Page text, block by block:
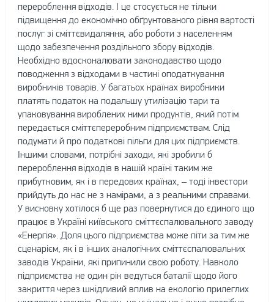
перероблення відходів. І це стосується не тільки
підвищення до економічно обґрунтованого рівня вартості
послуг зі сміттєвидаляння, або роботи з населенням
щодо забезпечення роздільного збору відходів.
Необхідно вдосконалювати законодавство щодо
поводження з відходами в частині оподаткування
виробників товарів. У багатьох країнах виробники
платять податок на подальшу утилізацію тари та
упаковування вироблених ними продуктів, який потім
передається сміттєпереробним підприємствам. Слід
подумати й про податкові пільги для цих підприємств.
Іншими словами, потрібні заходи, які зробили б
перероблення відходів в нашій країні таким же
прибутковим, як і в передових країнах, – тоді інвестори
прийдуть до нас не з намірами, а з реальними справами.
У висновку хотілося б ще раз повернутися до єдиного що
працює в Україні київського сміттєспалювального заводу
«Енергія». Доля цього підприємства може піти за тим же
сценарієм, як і в інших аналогічних сміттєспалювальних
заводів України, які припинили свою роботу. Навколо
підприємства не один рік ведуться баталії щодо його
закриття через шкідливий вплив на екологію прилеглих